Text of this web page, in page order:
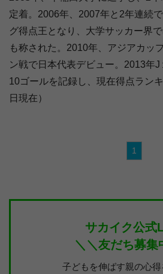
定着。2006年、2007年と2年連続
グ得点王となり、大学サッカー界
も称された。2010年、アジアカッ
ン戦で日本代表デビュー。2013年
10ゴールを記録し、現在得点ラン
日現在）
1
サカイク公式
＼＼友だち募集
子どもを伸ばす親の心得